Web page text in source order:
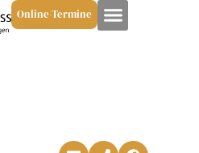
Online-Termine